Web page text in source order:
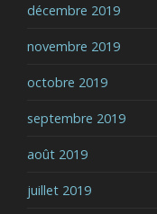
décembre 2019
novembre 2019
octobre 2019
septembre 2019
août 2019
juillet 2019